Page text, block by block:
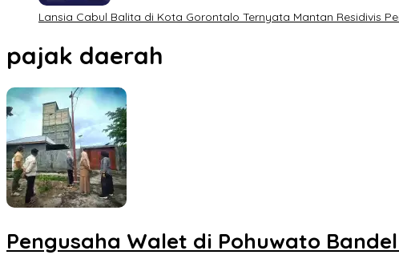
Lansia Cabul Balita di Kota Gorontalo Ternyata Mantan Residivis
pajak daerah
Pengusaha Walet di Pohuwato